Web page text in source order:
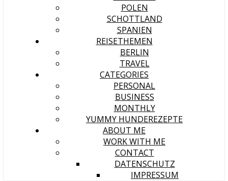
POLEN
SCHOTTLAND
SPANIEN
REISETHEMEN
BERLIN
TRAVEL
CATEGORIES
PERSONAL
BUSINESS
MONTHLY
YUMMY HUNDEREZEPTE
ABOUT ME
WORK WITH ME
CONTACT
DATENSCHUTZ
IMPRESSUM